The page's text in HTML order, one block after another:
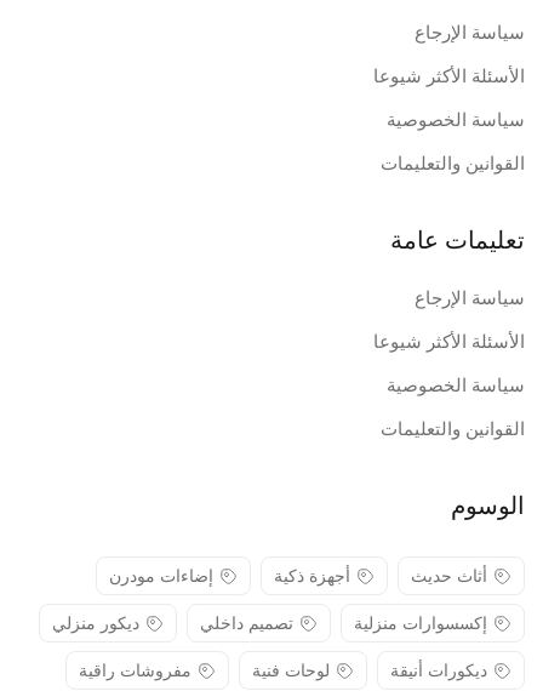
سياسة الإرجاع
الأسئلة الأكثر شيوعا
سياسة الخصوصية
القوانين والتعليمات
تعليمات عامة
سياسة الإرجاع
الأسئلة الأكثر شيوعا
سياسة الخصوصية
القوانين والتعليمات
الوسوم
أثاث حديث أجهزة ذكية
إضاءات مودرن
إكسسوارات منزلية
تصميم داخلي
ديكور منزلي
ديكورات أنيقة
لوحات فنية مفروشات راقية